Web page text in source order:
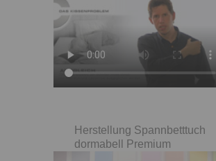
Herstellung Spannbetttuch
dormabell Premium